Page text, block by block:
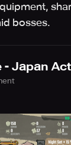
bosses.
Japan